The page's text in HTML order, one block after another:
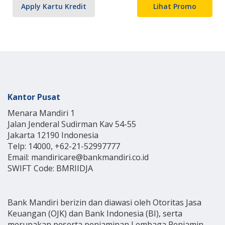
Apply Kartu Kredit Lihat Promo
Kantor Pusat
Menara Mandiri 1
Jalan Jenderal Sudirman Kav 54-55
Jakarta 12190 Indonesia
Telp: 14000, +62-21-52997777
Email: mandiricare@bankmandiri.co.id
SWIFT Code: BMRIIDJA
Bank Mandiri berizin dan diawasi oleh Otoritas Jasa
Keuangan (OJK) dan Bank Indonesia (BI), serta